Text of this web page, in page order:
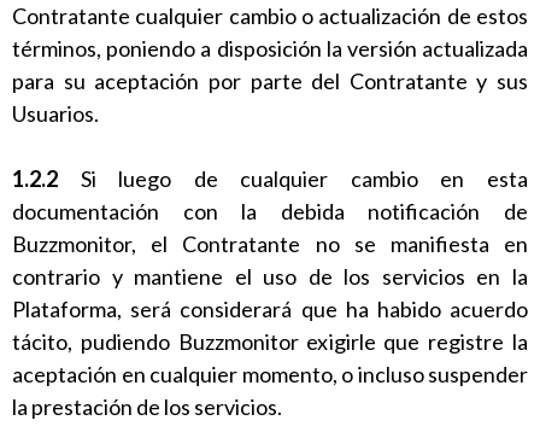
Contratante cualquier cambio o actualización de estos
términos, poniendo a disposición la versión actualizada
para su aceptación por parte del Contratante y sus
Usuarios.
1.2.2 Si luego de cualquier cambio en esta
documentación con la debida notificación de
Buzzmonitor, el Contratante no se manifiesta en
contrario y mantiene el uso de los servicios en la
Plataforma, será considerará que ha habido acuerdo
tácito, pudiendo Buzzmonitor exigirle que registre la
aceptación en cualquier momento, o incluso suspender
la prestación de los servicios.